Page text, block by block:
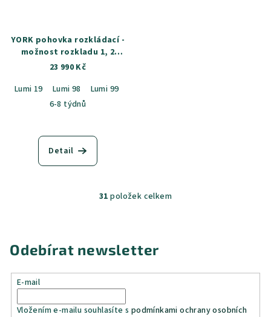
YORK pohovka rozkládací -
možnost rozkladu 1, 2
nebo 3 sedadla
23 990 Kč
Lumi 19
Lumi 98 Lumi 99
6-8 týdnů
Detail
O
á
d
a
p
31 položek celkem
Odebírat newsletter
E-mail
Vložením e-mailu souhlasíte s podmínkami ochrany osobních